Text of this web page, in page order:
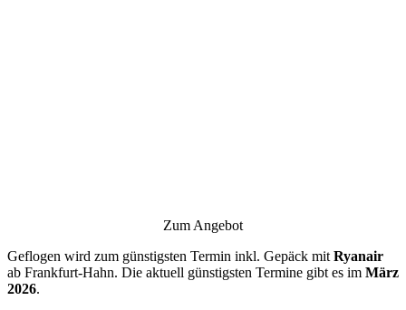
Zum Angebot
Geflogen wird zum günstigsten Termin inkl. Gepäck mit Ryanair
ab Frankfurt-Hahn. Die aktuell günstigsten Termine gibt es im März
2026.